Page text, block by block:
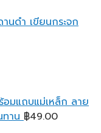
นดำ เขียนกระจก
มแถบแม่เหล็ก ลาย
าน ฿49.00